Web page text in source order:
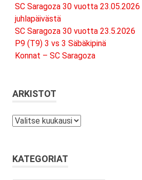
SC Saragoza 30 vuotta
juhlapäivästä
SC Saragoza 30 vuotta 23.5.2026
P9 (T9) 3 vs 3 Säbäkipinä
Konnat – SC Saragoza
ARKISTOT
Arkistot
KATEGORIAT